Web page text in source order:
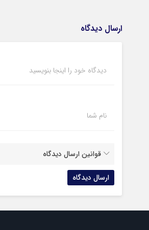
ارسال دیدگاه
دیدگاه خود را اینجا بنویسید
نام شما
قوانین ارسال دیدگاه